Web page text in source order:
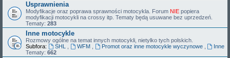
Usprawnienia
Modyfikacje oraz poprawa sprawności motocykla. Forum NIE popiera
modyfikacji motocykli na crossy itp. Tematy będą usuwane bez uprzedzeń.
Tematy: 283
Inne motocykle
Rozmowy ogólne na temat innych motocykli, nietylko tych polskich.
Subfora:
SHL WFM Promot oraz inne motocykle wyczynowe
Inne
Tematy: 662